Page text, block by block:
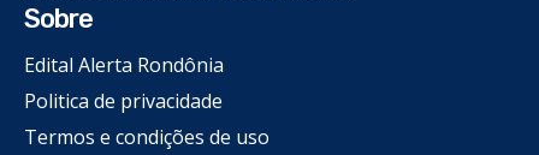
Sobre
Edital Alerta Rondônia
Politica de privacidade
Termos e condições de uso